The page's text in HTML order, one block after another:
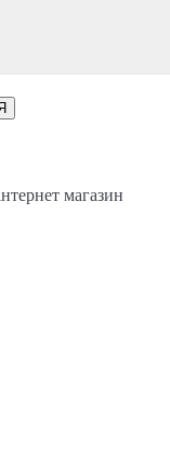
магазин